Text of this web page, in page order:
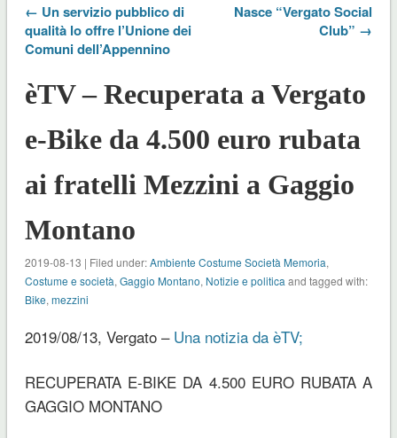
← Un servizio pubblico di
qualità lo offre l’Unione dei
Comuni dell’Appennino
Nasce “Vergato Social
Club” →
èTV – Recuperata a Vergato
e-Bike da 4.500 euro rubata
ai fratelli Mezzini a Gaggio
Montano
2019-08-13 | Filed under:Ambiente Costume Società Memoria,
Costume e società, Gaggio Montano, Notizie e politica and tagged with:
Bike, mezzini
2019/08/13, Vergato – Una notizia da èTV;
RECUPERATA E-BIKE DA 4.500 EURO RUBATA A
GAGGIO MONTANO